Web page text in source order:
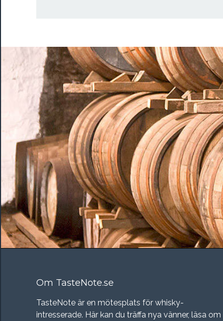
Om TasteNote.se
TasteNote är en mötesplats för whisky-
intresserade. Här kan du träffa nya vänner, läsa om